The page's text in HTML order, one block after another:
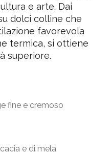
e arte. Dai
dolci colline che
favorevola
termica, si ottiene
superiore.
fine e cremoso
e di mela